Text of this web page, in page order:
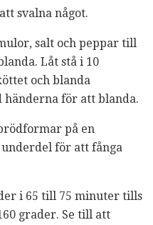
svalna något.
salt och peppar till
Låt stå i 10
och blanda
för att blanda.
på en
för att fånga
i 65 till 75 minuter tills
grader. Se till att